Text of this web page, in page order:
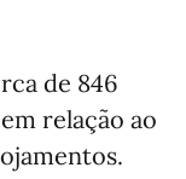
de 846
relação ao